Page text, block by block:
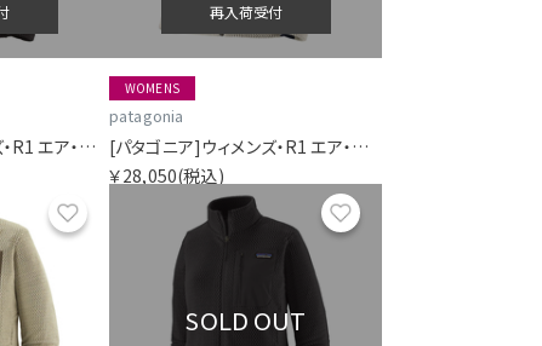
[パタゴニア]ウィメンズ・R1 エア・フルジップ・フーディ
再入荷受付
WOMENS
patagonia
[パタゴニア]ウィメンズ・R1 エア・フルジップ・フーディ
￥28,050(税込)
SOLD OUT